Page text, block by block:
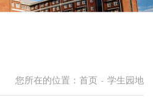
您所在的位置： 首页 - 学生园地